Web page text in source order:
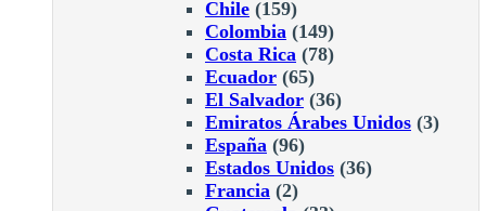
Chile (159)
Colombia (149)
Costa Rica (78)
Ecuador (65)
El Salvador (36)
Emiratos Árabes Unidos (3)
España (96)
Estados Unidos (36)
Francia (2)